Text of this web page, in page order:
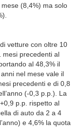
mese (8,4%) ma solo
vetture con oltre 10
mesi precedenti al
al 48,3% il
nel mese vale il
precedenti e di 0,8
(-0,3 p.p.). La
p.p. rispetto al
di auto da 2 a 4
e 4,6% la quota